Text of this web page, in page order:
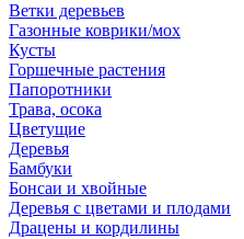
Ветки деревьев
Газонные коврики/мох
Кусты
Горшечные растения
Папоротники
Трава, осока
Цветущие
Деревья
Бамбуки
Бонсаи и хвойные
Деревья с цветами и плодами
Драцены и кордилины